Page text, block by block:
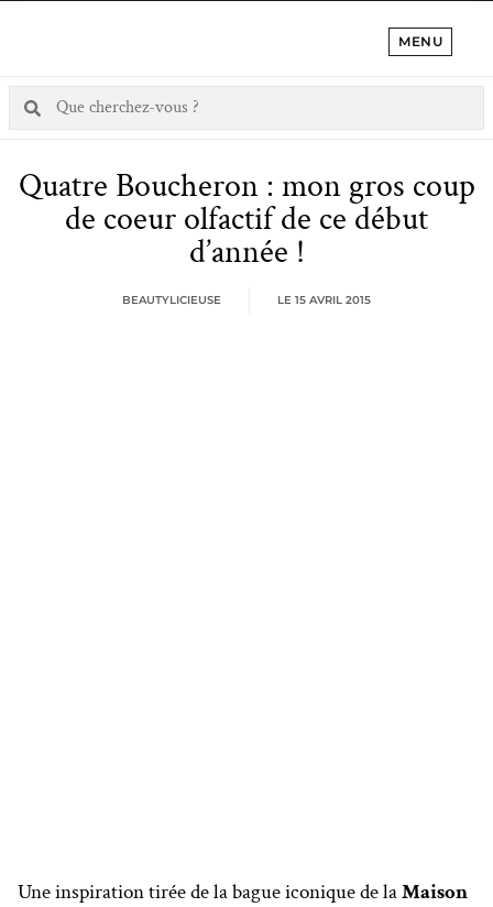
MENU
Quatre Boucheron : mon gros coup
de coeur olfactif de ce début
d’année !
BEAUTYLICIEUSE LE 15 AVRIL 2015
Une inspiration tirée de la bague iconique de laMaison